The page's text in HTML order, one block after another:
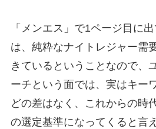
「メンエス」で1ページ目に
は、純粋なナイトレジャー需
きているということなので、
ーチという面では、実はキー
どの差はなく、これからの時
の選定基準になってくると言